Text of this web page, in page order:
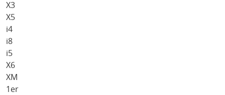
X3
X5
i4
i8
i5
X6
XM
1er